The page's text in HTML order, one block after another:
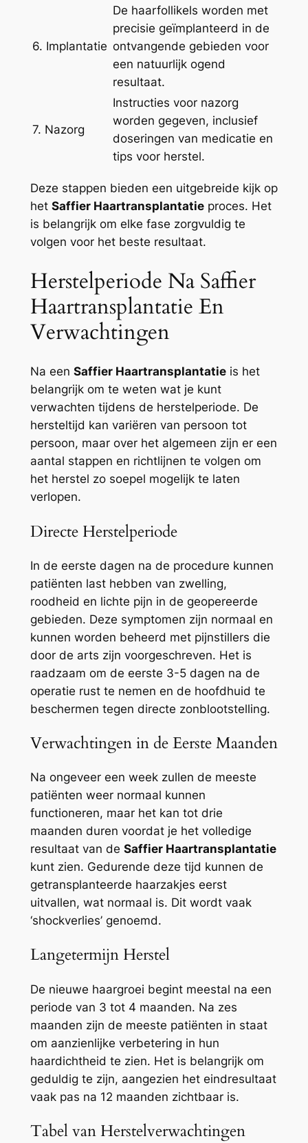
6. Implantatie
De haarfollikels worden met
precisie geïmplanteerd in de
ontvangende gebieden voor
een natuurlijk ogend
resultaat.
7. Nazorg
Instructies voor nazorg
worden gegeven, inclusief
doseringen van medicatie en
tips voor herstel.
Deze stappen bieden een uitgebreide kijk op
het Saffier Haartransplantatieproces. Het
is belangrijk om elke fase zorgvuldig te
volgen voor het beste resultaat.
Herstelperiode Na Saffier
Haartransplantatie En
Verwachtingen
Na een Saffier Haartransplantatieis het
belangrijk om te weten wat je kunt
verwachten tijdens de herstelperiode. De
hersteltijd kan variëren van persoon tot
persoon, maar over het algemeen zijn er een
aantal stappen en richtlijnen te volgen om
het herstel zo soepel mogelijk te laten
verlopen.
Directe Herstelperiode
In de eerste dagen na de procedure kunnen
patiënten last hebben van zwelling,
roodheid en lichte pijn in de geopereerde
gebieden. Deze symptomen zijn normaal en
kunnen worden beheerd met pijnstillers die
door de arts zijn voorgeschreven. Het is
raadzaam om de eerste 3-5 dagen na de
operatie rust te nemen en de hoofdhuid te
beschermen tegen directe zonblootstelling.
Verwachtingen in de Eerste Maanden
Na ongeveer een week zullen de meeste
patiënten weer normaal kunnen
functioneren, maar het kan tot drie
maanden duren voordat je het volledige
resultaat van de Saffier Haartransplantatie
kunt zien. Gedurende deze tijd kunnen de
getransplanteerde haarzakjes eerst
uitvallen, wat normaal is. Dit wordt vaak
‘shockverlies’ genoemd.
Langetermijn Herstel
De nieuwe haargroei begint meestal na een
periode van 3 tot 4 maanden. Na zes
maanden zijn de meeste patiënten in staat
om aanzienlijke verbetering in hun
haardichtheid te zien. Het is belangrijk om
geduldig te zijn, aangezien het eindresultaat
vaak pas na 12 maanden zichtbaar is.
Tabel van Herstelverwachtingen